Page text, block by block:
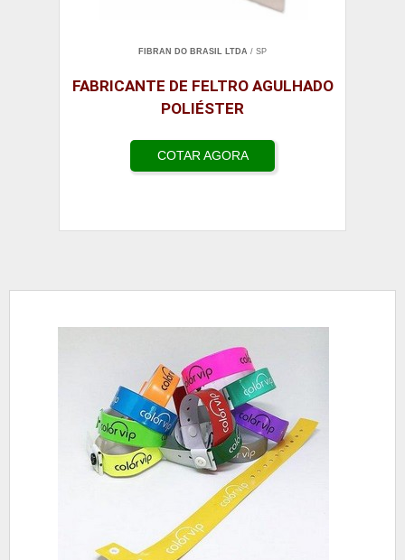
FIBRAN DO BRASIL LTDA / SP
FABRICANTE DE FELTRO AGULHADO
POLIÉSTER
COTAR AGORA